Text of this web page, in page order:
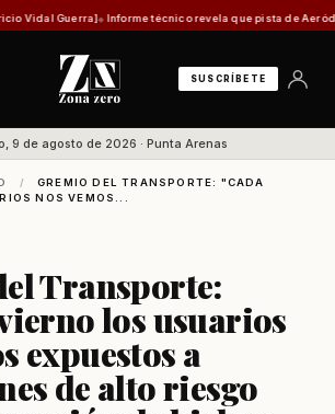
Guerra] Informe técnico revela que pista de Aeródromo
SUSCRÍBETE
9 de agosto de 2026 · Punta Arenas
/
GREMIO DEL TRANSPORTE: "CADA
NOS VEMOS...
Transporte:
los usuarios
expuestos a
de alto riesgo